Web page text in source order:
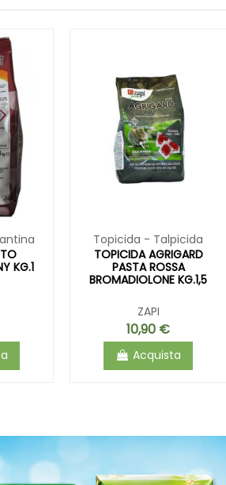
KG.1
Topicida - Talpicida
TOPICIDA AGRIGARD
PASTA ROSSA
BROMADIOLONE KG.1,5
ZAPI
10,90 €
Acquista